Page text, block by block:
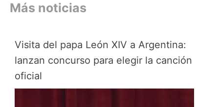
Más noticias
Visita del papa León XIV a Argentina:
lanzan concurso para elegir la canción
oficial